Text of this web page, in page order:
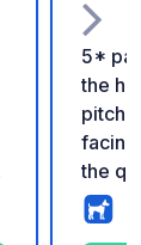
5*
the
facing
the
dog
on